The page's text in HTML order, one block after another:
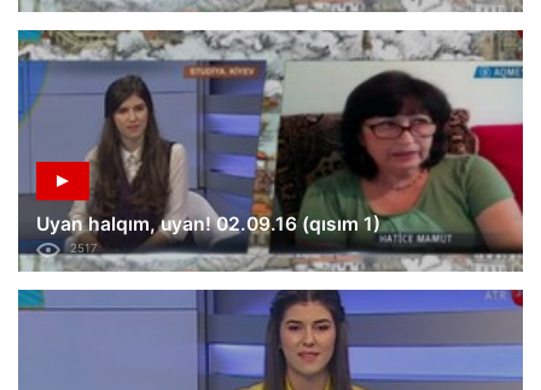
Uyan halqım, uyan! 02.09.16 (qısım 1)
2517